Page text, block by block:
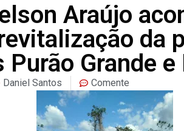
Araújo
da
Grande e
Daniel Santos Comente